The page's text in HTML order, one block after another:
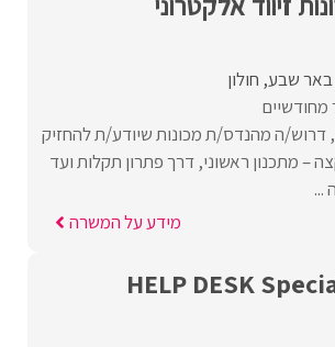
באר שבע חולון
מחודשיים
דרוש/ה מהנדס/ת מכונות שיודע/ת להחזיק
– מתכנון ראשוני, דרך פתרון תקלות ועד
...
מידע על המשרה
HELP DESK